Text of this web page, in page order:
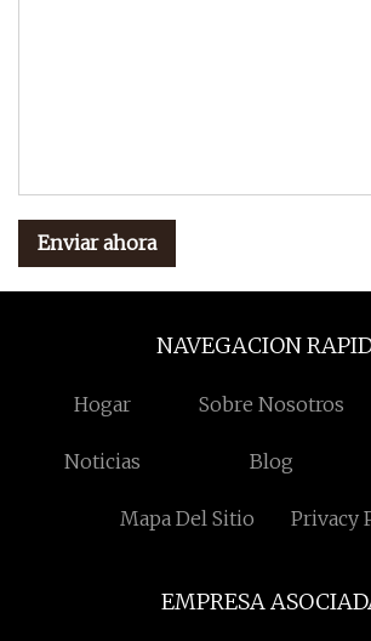
Enviar ahora
NAVEGACION
Hogar Sobre Nosotros
Noticias Blog
Mapa Del Sitio Privacy
EMPRESA